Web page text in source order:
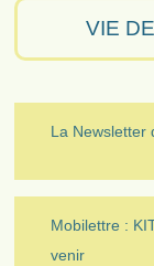
VIE
La Newsletter
Mobilettre :
venir